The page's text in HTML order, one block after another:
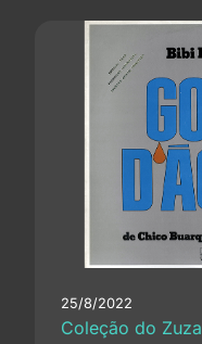
25/8/2022
Coleção do Zuza